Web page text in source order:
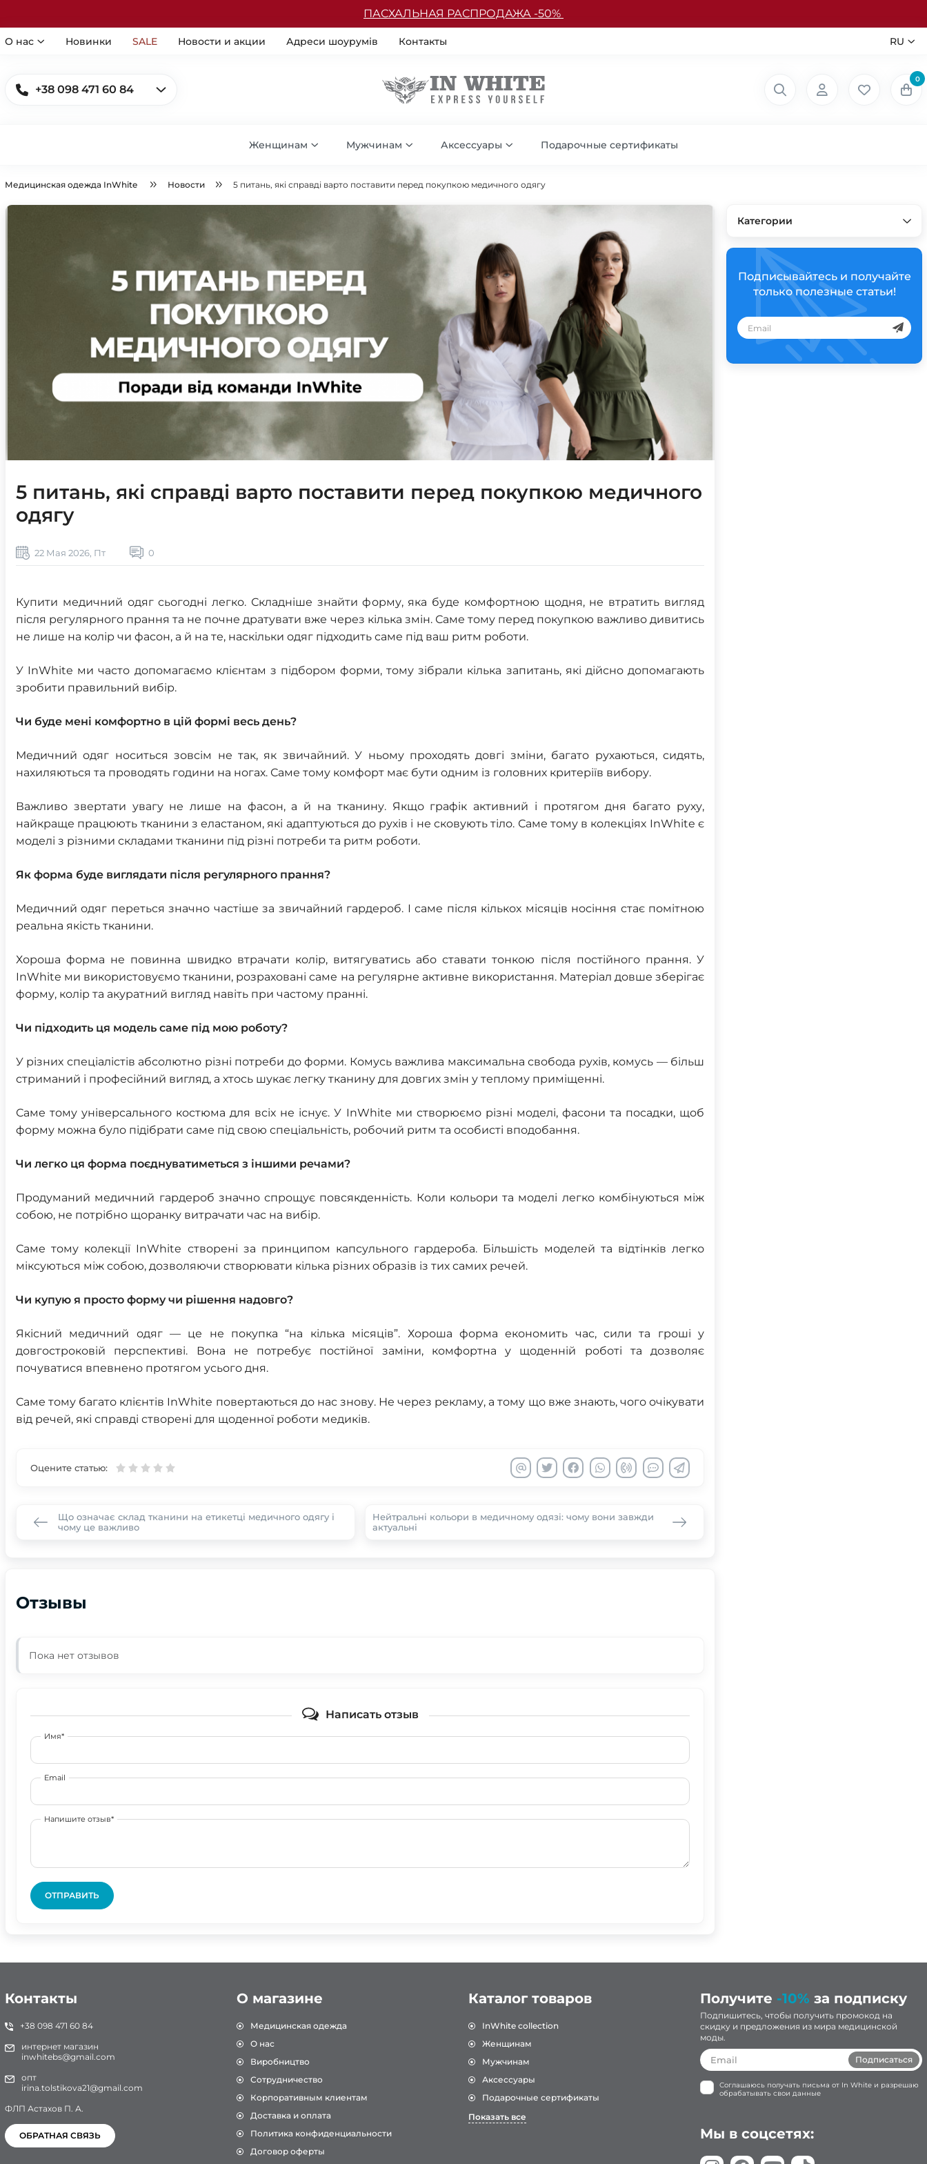
ПАСХАЛЬНАЯ РАСПРОДАЖА -50%
О нас Новинки SALE Новости и акции Адреси шоурумів Контакты RU
+38 098 471 60 84
0
Женщинам Мужчинам Аксессуары Подарочные сертификаты
Медицинская одежда InWhite Новости 5 питань, які справді варто поставити перед покупкою медичного одягу
Категории
Подписывайтесь и получайте
только полезные статьи!
5 питань, які справді варто поставити перед покупкою медичного
одягу
22 Мая 2026, Пт 0
Купити медичний одяг сьогодні легко. Складніше знайти форму, яка буде комфортною щодня, не втратить вигляд
після регулярного прання та не почне дратувати вже через кілька змін. Саме тому перед покупкою важливо дивитись
не лише на колір чи фасон, а й на те, наскільки одяг підходить саме під ваш ритм роботи.
У InWhite ми часто допомагаємо клієнтам з підбором форми, тому зібрали кілька запитань, які дійсно допомагають
зробити правильний вибір.
Чи буде мені комфортно в цій формі весь день?
Медичний одяг носиться зовсім не так, як звичайний. У ньому проходять довгі зміни, багато рухаються, сидять,
нахиляються та проводять години на ногах. Саме тому комфорт має бути одним із головних критеріїв вибору.
Важливо звертати увагу не лише на фасон, а й на тканину. Якщо графік активний і протягом дня багато руху,
найкраще працюють тканини з еластаном, які адаптуються до рухів і не сковують тіло. Саме тому в колекціях InWhite є
моделі з різними складами тканини під різні потреби та ритм роботи.
Як форма буде виглядати після регулярного прання?
Медичний одяг переться значно частіше за звичайний гардероб. І саме після кількох місяців носіння стає помітною
реальна якість тканини.
Хороша форма не повинна швидко втрачати колір, витягуватись або ставати тонкою після постійного прання. У
InWhite ми використовуємо тканини, розраховані саме на регулярне активне використання. Матеріал довше зберігає
форму, колір та акуратний вигляд навіть при частому пранні.
Чи підходить ця модель саме під мою роботу?
У різних спеціалістів абсолютно різні потреби до форми. Комусь важлива максимальна свобода рухів, комусь — більш
стриманий і професійний вигляд, а хтось шукає легку тканину для довгих змін у теплому приміщенні.
Саме тому універсального костюма для всіх не існує. У InWhite ми створюємо різні моделі, фасони та посадки, щоб
форму можна було підібрати саме під свою спеціальність, робочий ритм та особисті вподобання.
Чи легко ця форма поєднуватиметься з іншими речами?
Продуманий медичний гардероб значно спрощує повсякденність. Коли кольори та моделі легко комбінуються між
собою, не потрібно щоранку витрачати час на вибір.
Саме тому колекції InWhite створені за принципом капсульного гардероба. Більшість моделей та відтінків легко
міксуються між собою, дозволяючи створювати кілька різних образів із тих самих речей.
Чи купую я просто форму чи рішення надовго?
Якісний медичний одяг — це не покупка “на кілька місяців”. Хороша форма економить час, сили та гроші у
довгостроковій перспективі. Вона не потребує постійної заміни, комфортна у щоденній роботі та дозволяє
почуватися впевнено протягом усього дня.
Саме тому багато клієнтів InWhite повертаються до нас знову. Не через рекламу, а тому що вже знають, чого очікувати
від речей, які справді створені для щоденної роботи медиків.
Оцените статью:
Що означає склад тканини на етикетці медичного одягу і
чому це важливо
Нейтральні кольори в медичному одязі: чому вони завжди
актуальні
Отзывы
Пока нет отзывов
Написать отзыв
Имя*
Email
Напишите отзыв*
ОТПРАВИТЬ
Контакты
+38 098 471 60 84
интернет магазин
inwhitebs@gmail.com
опт
irina.tolstikova21@gmail.com
ФЛП Астахов П. А.
ОБРАТНАЯ СВЯЗЬ
О магазине
Медицинская одежда
О нас
Виробництво
Сотрудничество
Корпоративным клиентам
Доставка и оплата
Политика конфиденциальности
Договор оферты
Каталог товаров
InWhite collection
Женщинам
Мужчинам
Аксессуары
Подарочные сертификаты
Показать все
Получите -10% за подписку
Подпишитесь, чтобы получить промокод на
скидку и предложения из мира медицинской
моды.
Подписаться
Соглашаюсь получать письма от In White и разрешаю
обрабатывать свои данные
Мы в соцсетях: